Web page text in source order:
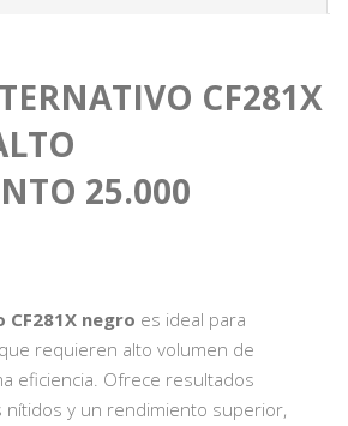
CF281X
25.000
negro es ideal para
requieren alto volumen de
eficiencia. Ofrece resultados
y un rendimiento superior,